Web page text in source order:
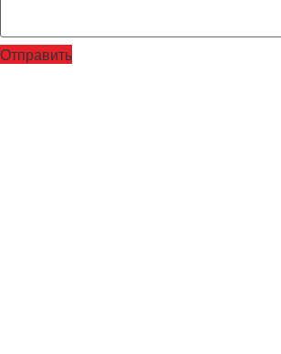
Отправить